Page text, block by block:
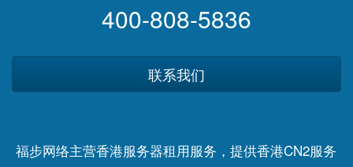
400-808-5836
联系我们
福步网络主营香港服务器租用服务，提供香港CN2服务